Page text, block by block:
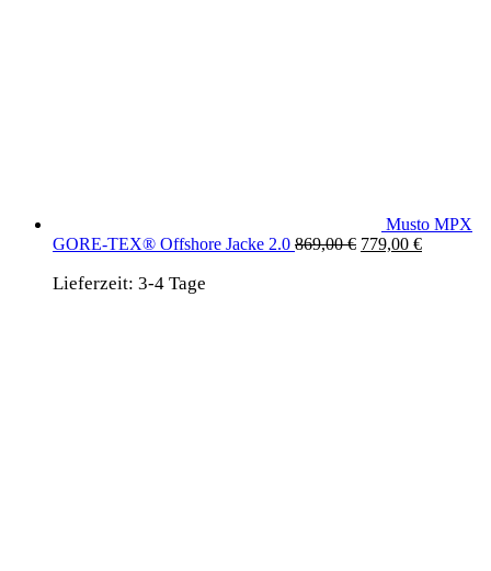
Musto MPX
GORE-TEX® Offshore Jacke 2.0 869,00€ Ursprünglicher
779,00 €Aktueller
Lieferzeit: 3-4 Tage